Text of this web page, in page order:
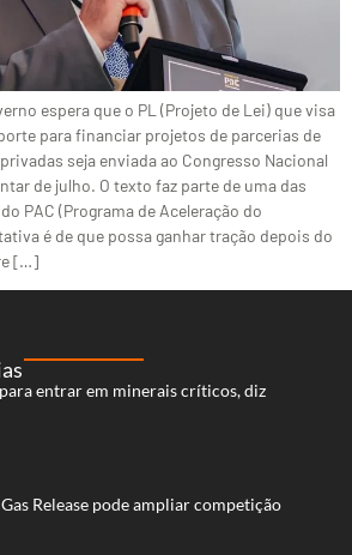
espera que o PL (Projeto de Lei) que visa
para financiar projetos de parcerias de
seja enviada ao Congresso Nacional
de julho. O texto faz parte de uma das
PAC (Programa de Aceleração do
é de que possa ganhar tração depois do
[…]
entrar em minerais críticos, diz
Release pode ampliar competição